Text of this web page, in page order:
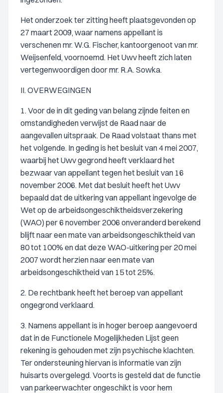
Het onderzoek ter zitting heeft plaatsgevonden op
27 maart 2009, waar namens appellant is
verschenen mr. W.G. Fischer, kantoorgenoot van mr.
Weijsenfeld, voornoemd. Het Uwv heeft zich laten
vertegenwoordigen door mr. R.A. Sowka.
II. OVERWEGINGEN
1. Voor de in dit geding van belang zijnde feiten en
omstandigheden verwijst de Raad naar de
aangevallen uitspraak. De Raad volstaat thans met
het volgende. In geding is het besluit van 4 mei 2007,
waarbij het Uwv gegrond heeft verklaard het
bezwaar van appellant tegen het besluit van 16
november 2006. Met dat besluit heeft het Uwv
bepaald dat de uitkering van appellant ingevolge de
Wet op de arbeidsongeschiktheidsverzekering
(WAO) per 6 november 2006 onveranderd berekend
blijft naar een mate van arbeidsongeschiktheid van
80 tot 100% en dat deze WAO-uitkering per 20 mei
2007 wordt herzien naar een mate van
arbeidsongeschiktheid van 15 tot 25%.
2. De rechtbank heeft het beroep van appellant
ongegrond verklaard.
3. Namens appellant is in hoger beroep aangevoerd
dat in de Functionele Mogelijkheden Lijst geen
rekening is gehouden met zijn psychische klachten.
Ter ondersteuning hiervan is informatie van zijn
huisarts overgelegd. Voorts is gesteld dat de functie
van parkeerwachter ongeschikt is voor hem